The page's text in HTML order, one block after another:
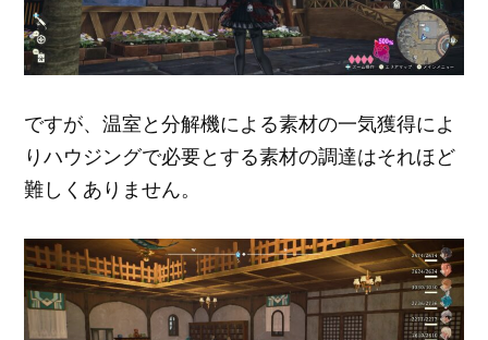
ですが、温室と分解機による素材の一気獲得によ
りハウジングで必要とする素材の調達はそれほど
難しくありません。